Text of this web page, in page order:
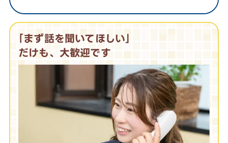
｢まず話を聞いてほしい｣
だけも、大歓迎です